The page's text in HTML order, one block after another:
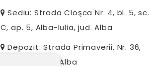
Sediu: Strada Cloşca Nr. 4, bl. 5, sc.
C, ap. 5, Alba-Iulia, jud. Alba
Depozit: Strada Primaverii, Nr. 36,
Alba-Iulia, jud. Alba